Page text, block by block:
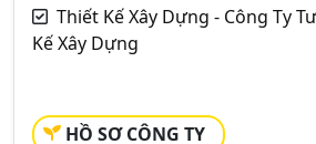
Thiết Kế Xây Dựng - Công Ty
Kế Xây Dựng
HỒ SƠ CÔNG TY